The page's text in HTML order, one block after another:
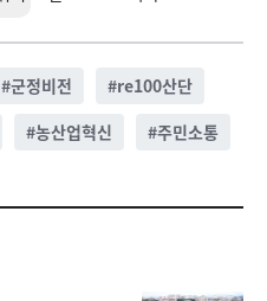
#군정비전 #re100산단
#농산업혁신 #주민소통